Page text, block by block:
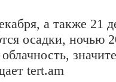
а также 21
осадки, ночью
tert.am